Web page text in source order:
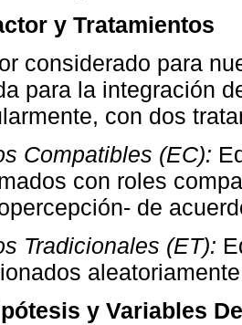
y Tratamientos
considerado para
para la integración
con dos
Compatibles (EC):
con roles
de
Tradicionales (ET):
y Variables